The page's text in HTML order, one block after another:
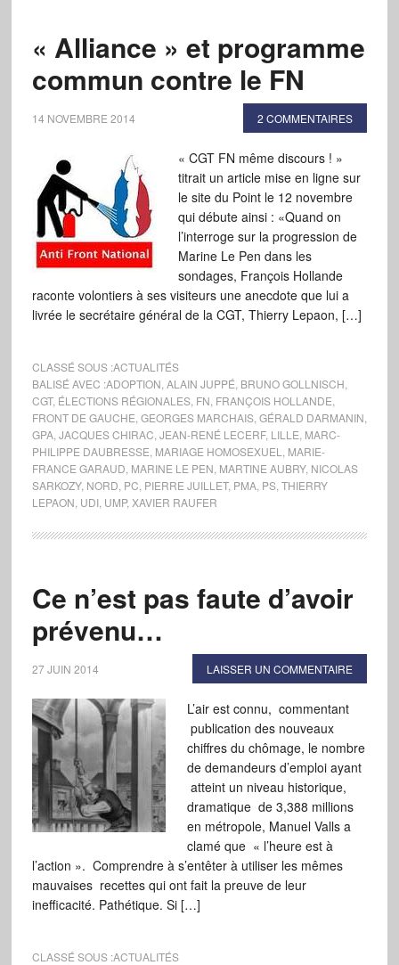
« Alliance » et programme
commun contre le FN
14 NOVEMBRE 2014 2 COMMENTAIRES
« CGT FN même discours ! »
titrait un article mise en ligne sur
le site du Point le 12 novembre
qui débute ainsi : «Quand on
l’interroge sur la progression de
Marine Le Pen dans les
sondages, François Hollande
raconte volontiers à ses visiteurs une anecdote que lui a
livrée le secrétaire général de la CGT, Thierry Lepaon, […]
CLASSÉ SOUS :ACTUALITÉS
BALISÉ AVEC :ADOPTION ALAIN JUPPÉ BRUNO GOLLNISCH
CGT, ÉLECTIONS RÉGIONALES, FN FRANÇOIS HOLLANDE
FRONT DE GAUCHE GEORGES MARCHAIS, GÉRALD DARMANIN
GPA, JACQUES CHIRAC JEAN-RENÉ LECERF, LILLE MARC-
PHILIPPE DAUBRESSE MARIAGE HOMOSEXUEL
MARIE-
FRANCE GARAUD MARINE LE PEN MARTINE AUBRY, NICOLAS
SARKOZY, NORD PC PIERRE JUILLET, PMA, PS, THIERRY
LEPAON UDI, UMP, XAVIER RAUFER
Ce n’est pas faute d’avoir
prévenu…
27 JUIN 2014 LAISSER UN COMMENTAIRE
L’air est connu, commentant
publication des nouveaux
chiffres du chômage, le nombre
de demandeurs d’emploi ayant
atteint un niveau historique,
dramatique de 3,388 millions
en métropole, Manuel Valls a
clamé que « l’heure est à
l’action ». Comprendre à s’entêter à utiliser les mêmes
mauvaises recettes qui ont fait la preuve de leur
inefficacité. Pathétique. Si […]
CLASSÉ SOUS :ACTUALITÉS